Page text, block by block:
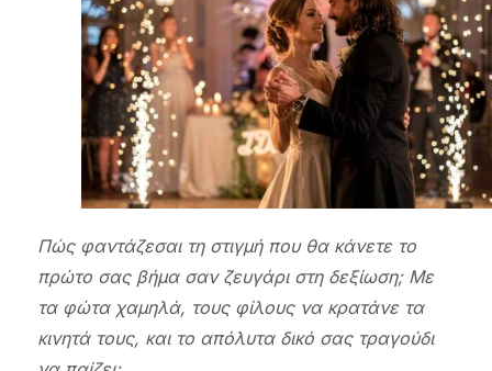
Πώς φαντάζεσαι τη στιγμή που θα κάνετε το
πρώτο σας βήμα σαν ζευγάρι στη δεξίωση; Με
τα φώτα χαμηλά, τους φίλους να κρατάνε τα
κινητά τους, και το απόλυτα δικό σας τραγούδι